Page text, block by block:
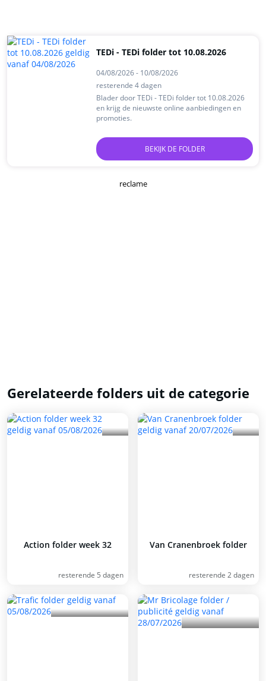
TEDi - TEDi folder tot 10.08.2026
04/08/2026 - 10/08/2026
resterende 4 dagen
Blader door TEDi - TEDi folder tot 10.08.2026
en krijg de nieuwste online aanbiedingen en
promoties.
BEKIJK DE FOLDER
reclame
Gerelateerde folders uit de categorie
Action folder week 32
resterende 5 dagen
Van Cranenbroek folder
resterende 2 dagen